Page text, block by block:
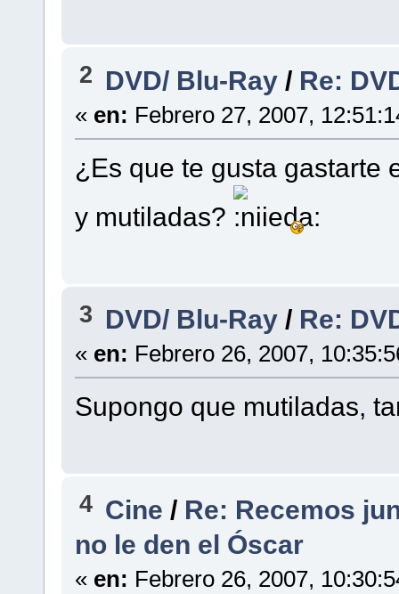
2 DVD/ Blu-Ray / Re:
« en: Febrero 27, 2007,
¿Es que te gusta gastarte
y mutiladas?
3 DVD/ Blu-Ray / Re:
« en: Febrero 26, 2007,
Supongo que mutiladas,
4 Cine / Re: Recemos
no le den el Óscar
« en: Febrero 26, 2007,